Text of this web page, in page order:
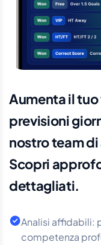
Aumenta il
previsioni
nostro team
Scopri
dettagliati.
Analisi affidabili:
competenza